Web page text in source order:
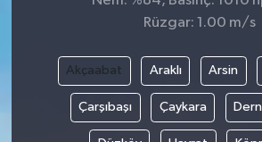
Rüzgar: 1.00 m/s
Akçaabat Araklı Arsin
Çarşıbaşı Çaykara